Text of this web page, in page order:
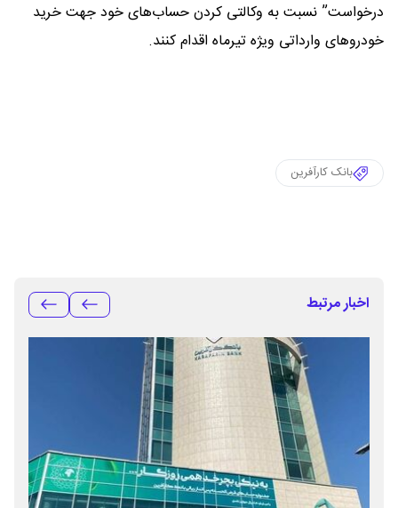
درخواست” نسبت به وکالتی کردن حساب‌های خود جهت خرید
خودروهای وارداتی ویژه تیرماه اقدام کنند.
بانک کارآفرین
اخبار مرتبط